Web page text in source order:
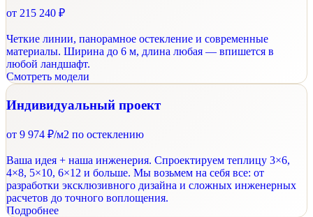
от 215 240 ₽
Четкие линии, панорамное остекление и современные
материалы. Ширина до 6 м, длина любая — впишется в
любой ландшафт.
Cмотреть модели
Индивидуальный проект
от 9 974 ₽/м2 по остеклению
Ваша идея + наша инженерия. Спроектируем теплицу 3×6,
4×8, 5×10, 6×12 и больше. Мы возьмем на себя все: от
разработки эксклюзивного дизайна и сложных инженерных
расчетов до точного воплощения.
Подробнее